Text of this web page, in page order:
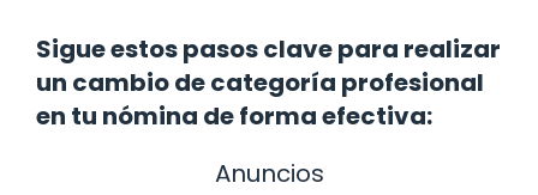
Sigue estos pasos clave para realizar
un cambio de categoría profesional
en tu nómina de forma efectiva:
Anuncios